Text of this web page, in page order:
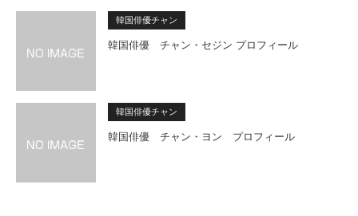
韓国俳優チャン
韓国俳優 チャン・セジン プロフィール
韓国俳優チャン
韓国俳優 チャン・ヨン プロフィール